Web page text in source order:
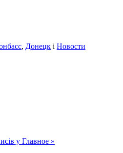
, Донецк і Новости
у Главное »